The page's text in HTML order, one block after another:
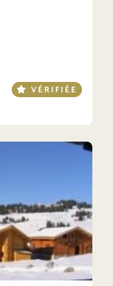
VÉRIFIÉE